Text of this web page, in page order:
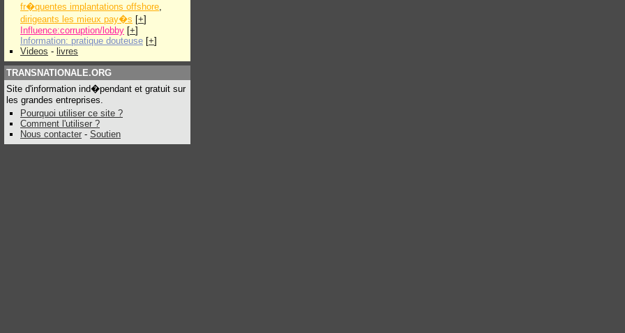
fr�quentes implantations offshore,
dirigeants les mieux pay�s [+]
Influence:corruption/lobby [+]
Information: pratique douteuse [+]
Videos - livres
TRANSNATIONALE.ORG
Site d'information ind�pendant et gratuit sur
les grandes entreprises.
Pourquoi utiliser ce site ?
Comment l'utiliser ?
Nous contacter - Soutien